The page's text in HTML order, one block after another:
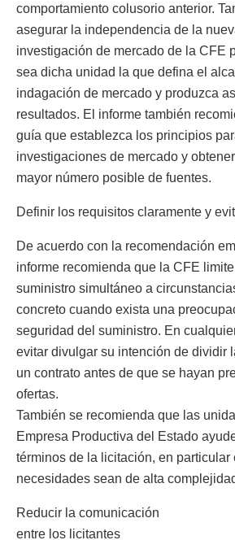
comportamiento colusorio anterior.
asegurar la independencia de la
investigación de mercado de la CFE
sea dicha unidad la que defina el
indagación de mercado y produzca
resultados. El informe también
guía que establezca los principios
investigaciones de mercado y
mayor número posible de fuentes.
Definir los requisitos claramente y
De acuerdo con la recomendación
informe recomienda que la CFE
suministro simultáneo a
concreto cuando exista una
seguridad del suministro. En
evitar divulgar su intención de dividir
un contrato antes de que se hayan
ofertas.
También se recomienda que las
Empresa Productiva del Estado
términos de la licitación, en particular
necesidades sean de alta
Reducir la comunicación
entre los licitantes